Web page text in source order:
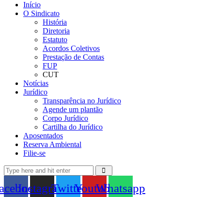
Início
O Sindicato
História
Diretoria
Estatuto
Acordos Coletivos
Prestação de Contas
FUP
CUT
Notícias
Jurídico
Transparência no Jurídico
Agende um plantão
Corpo Jurídico
Cartilha do Jurídico
Aposentados
Reserva Ambiental
Filie-se
InstagramTwitterYoutubeWhatsapp